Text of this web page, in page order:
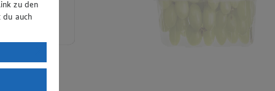
zu den
auch
DSGVO
mit